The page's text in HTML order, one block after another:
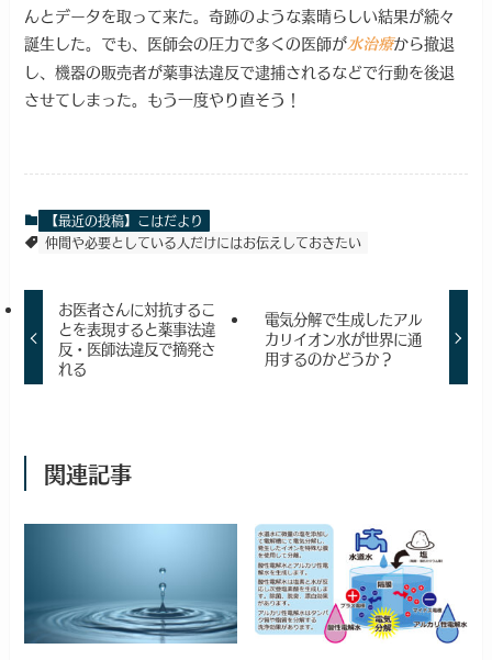
んとデータを取って来た。奇跡のような素晴らしい結果が続々
誕生した。でも、医師会の圧力で多くの医師が水治療から撤退
し、機器の販売者が薬事法違反で逮捕されるなどで行動を後退
させてしまった。もう一度やり直そう！
【最近の投稿】こはだより
仲間や必要としている人だけにはお伝えしておきたい
お医者さんに対抗するこ
とを表現すると薬事法違
反・医師法違反で摘発さ
れる
電気分解で生成したアル
カリイオン水が世界に通
用するのかどうか？
関連記事